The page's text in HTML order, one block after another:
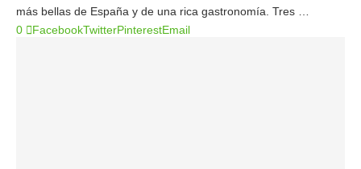
más bellas de España y de una rica gastronomía. Tres …
0
FacebookTwitterPinterestEmail